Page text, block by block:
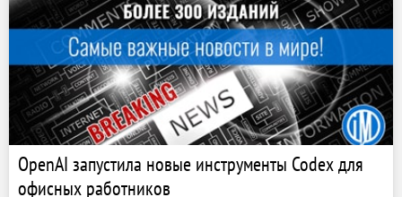
OpenAI запустила новые инструменты Codex для
офисных работников